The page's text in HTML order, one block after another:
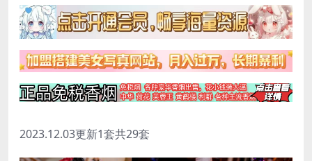
2023.12.03更新1套共29套